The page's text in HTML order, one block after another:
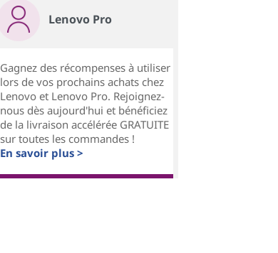
Lenovo Pro
Gagnez des récompenses à utiliser
lors de vos prochains achats chez
Lenovo et Lenovo Pro. Rejoignez-
nous dès aujourd'hui et bénéficiez
de la livraison accélérée GRATUITE
sur toutes les commandes !
En savoir plus >